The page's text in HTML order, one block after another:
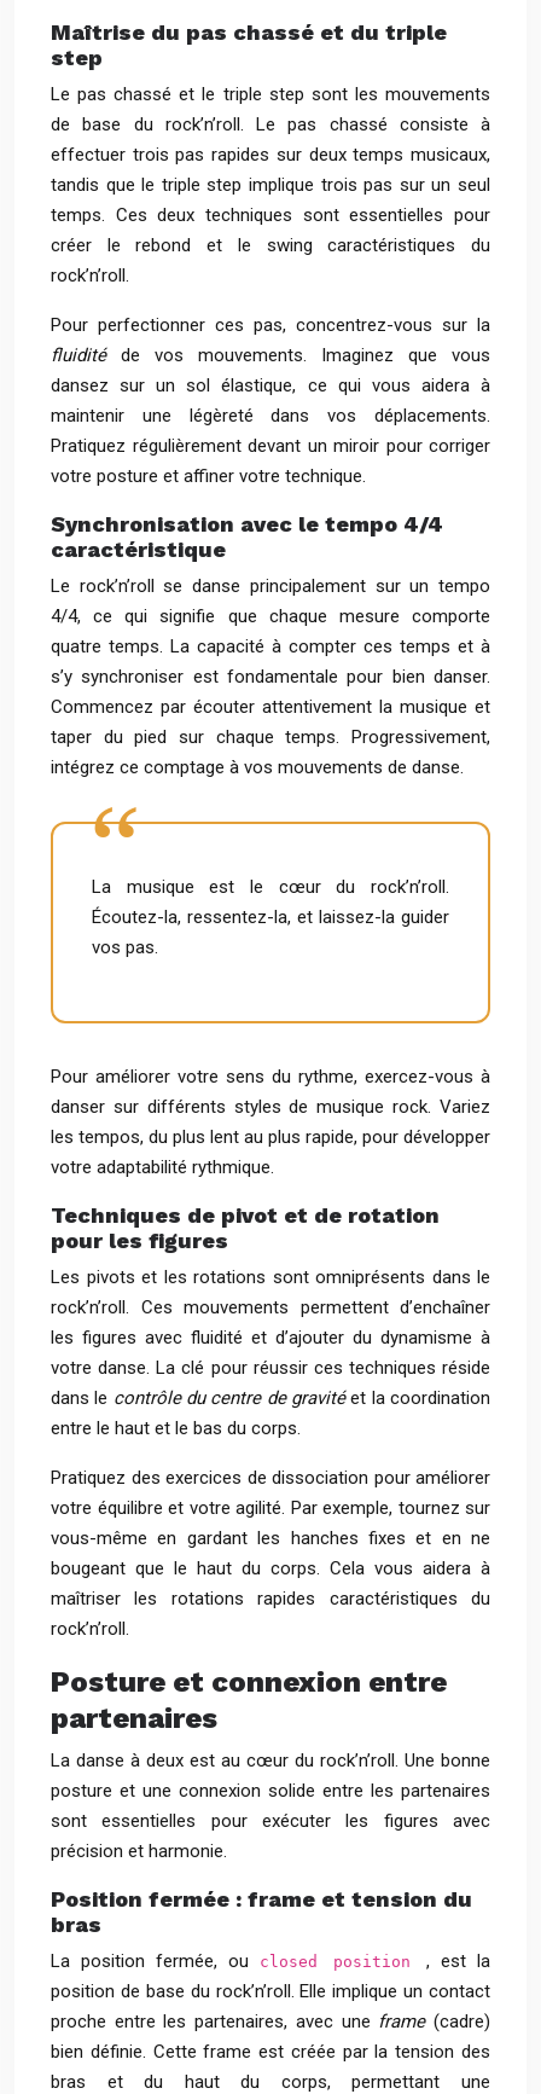
Maîtrise du pas chassé et du triple
step
Le pas chassé et le triple step sont les mouvements
de base du rock’n’roll. Le pas chassé consiste à
effectuer trois pas rapides sur deux temps musicaux,
tandis que le triple step implique trois pas sur un seul
temps. Ces deux techniques sont essentielles pour
créer le rebond et le swing caractéristiques du
rock’n’roll.
Pour perfectionner ces pas, concentrez-vous sur la
fluidité de vos mouvements. Imaginez que vous
dansez sur un sol élastique, ce qui vous aidera à
maintenir une légèreté dans vos déplacements.
Pratiquez régulièrement devant un miroir pour corriger
votre posture et affiner votre technique.
Synchronisation avec le tempo 4/4
caractéristique
Le rock’n’roll se danse principalement sur un tempo
4/4, ce qui signifie que chaque mesure comporte
quatre temps. La capacité à compter ces temps et à
s’y synchroniser est fondamentale pour bien danser.
Commencez par écouter attentivement la musique et
taper du pied sur chaque temps. Progressivement,
intégrez ce comptage à vos mouvements de danse.
La musique est le cœur du rock’n’roll.
Écoutez-la, ressentez-la, et laissez-la guider
vos pas.
Pour améliorer votre sens du rythme, exercez-vous à
danser sur différents styles de musique rock. Variez
les tempos, du plus lent au plus rapide, pour développer
votre adaptabilité rythmique.
Techniques de pivot et de rotation
pour les figures
Les pivots et les rotations sont omniprésents dans le
rock’n’roll. Ces mouvements permettent d’enchaîner
les figures avec fluidité et d’ajouter du dynamisme à
votre danse. La clé pour réussir ces techniques réside
dans le contrôle du centre de gravitéet la coordination
entre le haut et le bas du corps.
Pratiquez des exercices de dissociation pour améliorer
votre équilibre et votre agilité. Par exemple, tournez sur
vous-même en gardant les hanches fixes et en ne
bougeant que le haut du corps. Cela vous aidera à
maîtriser les rotations rapides caractéristiques du
rock’n’roll.
Posture et connexion entre
partenaires
La danse à deux est au cœur du rock’n’roll. Une bonne
posture et une connexion solide entre les partenaires
sont essentielles pour exécuter les figures avec
précision et harmonie.
Position fermée : frame et tension du
bras
La position fermée, ou closed position , est la
position de base du rock’n’roll. Elle implique un contact
proche entre les partenaires, avec une frame(cadre)
bien définie. Cette frame est créée par la tension des
bras et du haut du corps, permettant une